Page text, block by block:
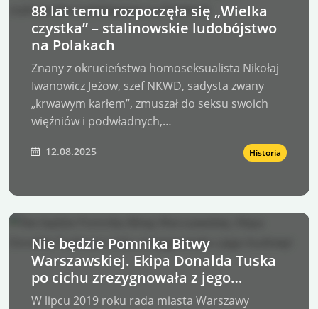
88 lat temu rozpoczęła się „Wielka
czystka” – stalinowskie ludobójstwo
na Polakach
Znany z okrucieństwa homoseksualista Nikołaj
Iwanowicz Jeżow, szef NKWD, sadysta zwany
„krwawym karłem”, zmuszał do seksu swoich
więźniów i podwładnych,…
12.08.2025 Historia
Nie będzie Pomnika Bitwy
Warszawskiej. Ekipa Donalda Tuska
po cichu zrezygnowała z jego
budowy!
W lipcu 2019 roku rada miasta Warszawy